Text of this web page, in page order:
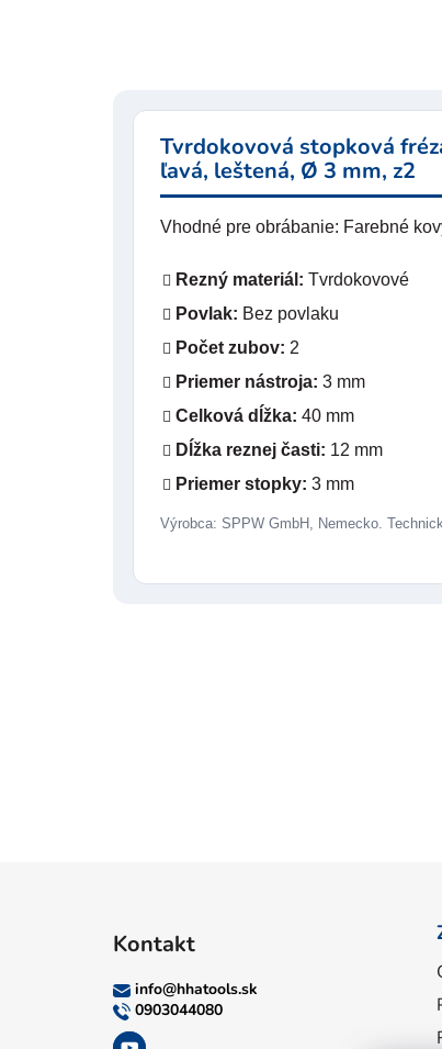
Tvrdokovová stopková
ľavá, leštená, Ø 3 mm, z2
Vhodné pre obrábanie: Farebné
Rezný materiál: Tvrdokovové
Povlak: Bez povlaku
Počet zubov: 2
Priemer nástroja: 3 mm
Celková dĺžka: 40 mm
Dĺžka reznej časti: 12 mm
Priemer stopky: 3 mm
Výrobca: SPPW GmbH, Nemecko.
Kontakt
info@hhatools.sk
0903044080